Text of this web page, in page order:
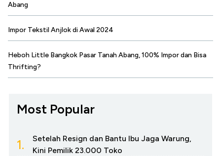
Abang
Impor Tekstil Anjlok di Awal 2024
Heboh Little Bangkok Pasar Tanah Abang, 100% Impor dan Bisa
Thrifting?
Most Popular
1.
Setelah Resign dan Bantu Ibu Jaga Warung,
Kini Pemilik 23.000 Toko